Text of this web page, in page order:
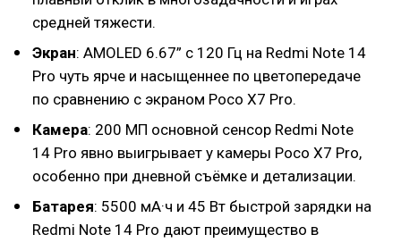
средней тяжести.
Экран: AMOLED 6.67” с 120 Гц на Redmi Note 14
Pro чуть ярче и насыщеннее по цветопередаче
по сравнению с экраном Poco X7 Pro.
Камера: 200 МП основной сенсор Redmi Note
14 Pro явно выигрывает у камеры Poco X7 Pro,
особенно при дневной съёмке и детализации.
Батарея: 5500 мА·ч и 45 Вт быстрой зарядки на
Redmi Note 14 Pro дают преимущество в